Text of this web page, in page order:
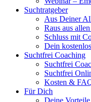
Suchtratgeber
Aus Deiner
Raus aus
Schluss mit
Dein
Suchtfrei Coaching
Suchtfrei
Suchtfrei
Kosten &
Für Dich
Deine Vorteile